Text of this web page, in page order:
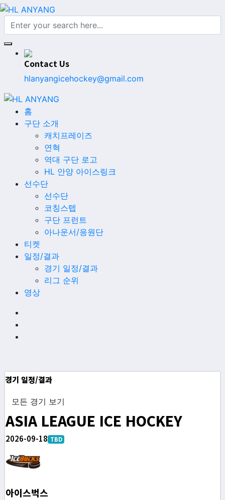
Contact Us
hlanyangicehockey@gmail.com
홈
구단 소개
캐치프레이즈
연혁
역대 구단 로고
HL 안양 아이스링크
선수단
선수단
코칭스텝
구단 프런트
아나운서/응원단
티켓
일정/결과
경기 일정/결과
리그 순위
영상
경기 일정/결과
모든 경기 보기
ASIA LEAGUE ICE HOCKEY
2026-09-18 TBD
아이스벅스